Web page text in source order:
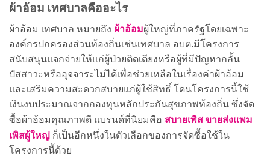
ผ้าอ้อม เทศบาลคืออะไร
ผ้าอ้อม เทศบาล หมายถึง ผ้าอ้อมผู้ใหญ่ที่ภาครัฐโดยเฉพาะ
องค์กรปกครองส่วนท้องถิ่นเช่นเทศบาล อบต.มีโครงการ
สนับสนุนแจกจ่ายให้แก่ผู้ป่วยติดเตียงหรือผู้ที่มีปัญหากลั้น
ปัสสาวะหรืออุจจาระไม่ได้เพื่อช่วยเหลือในเรื่องค่าผ้าอ้อม
และเสริมความสะดวกสบายแก่ผู้ใช้สิทธิ์ โดนโครงการนี้ใช้
เงินงบประมาณจากกองทุนหลักประกันสุขภาพท้องถิ่น ซึ่งจัด
ซื้อผ้าอ้อมคุณภาพดี แบรนด์ที่นิยมคือ สบายเพิส ขายส่งแพม
เพิสผู้ใหญ่ ก็เป็นอีกหนึ่งในตัวเลือกของการจัดซื้อใช้ใน
โครงการนี้ด้วย